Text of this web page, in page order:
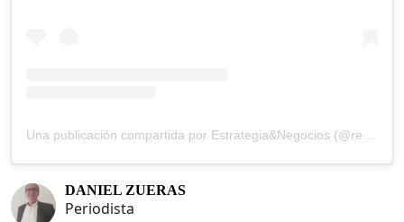
DANIEL ZUERAS
Periodista